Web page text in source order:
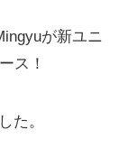
が新ユニ
ス！
た。